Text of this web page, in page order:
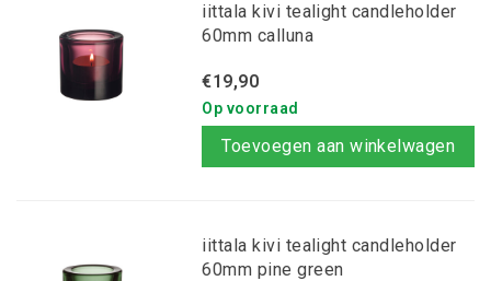
iittala kivi tealight candleholder
60mm calluna
€19,90
Op voorraad
Toevoegen aan winkelwagen
iittala kivi tealight candleholder
60mm pine green